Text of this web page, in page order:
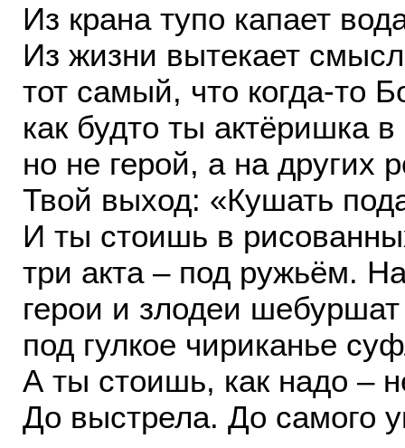
Из крана тупо капает
Из жизни вытекает
тот самый, что когда-то
как будто ты актёришка в
но не герой, а на других
Твой выход: «Кушать
И ты стоишь в
три акта – под ружьём.
герои и злодеи шебуршат
под гулкое чириканье
А ты стоишь, как надо –
До выстрела. До самого